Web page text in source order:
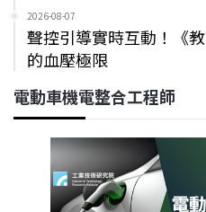
2026-08-07
聲控引導實時互動！《
的血壓極限
電動車機電整合工程師